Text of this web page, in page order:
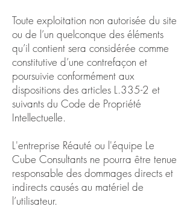
Toute exploitation non autorisée du site
ou de l’un quelconque des éléments
qu’il contient sera considérée comme
constitutive d’une contrefaçon et
poursuivie conformément aux
dispositions des articles L.335-2 et
suivants du Code de Propriété
Intellectuelle.
L'entreprise Réauté ou l'équipe Le
Cube Consultants ne pourra être tenue
responsable des dommages directs et
indirects causés au matériel de
l’utilisateur.